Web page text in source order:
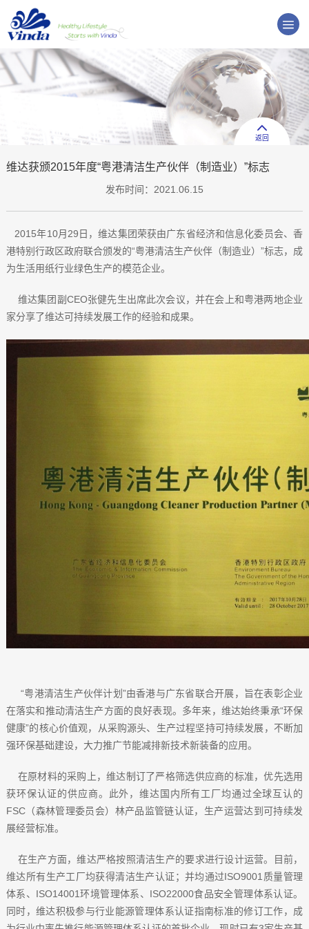
返回
维达获颁2015年度“粤港清洁生产伙伴（制造业）”标志
发布时间：2021.06.15
2015年10月29日，维达集团荣获由广东省经济和信息化委员会、香
港特别行政区政府联合颁发的“粤港清洁生产伙伴（制造业）”标志，成
为生活用纸行业绿色生产的模范企业。
维达集团副CEO张健先生出席此次会议，并在会上和粤港两地企业
家分享了维达可持续发展工作的经验和成果。
“粤港清洁生产伙伴计划”由香港与广东省联合开展，旨在表彰企业
在落实和推动清洁生产方面的良好表现。多年来，维达始终秉承“环保
健康”的核心价值观，从采购源头、生产过程坚持可持续发展，不断加
强环保基础建设，大力推广节能减排新技术新装备的应用。
在原材料的采购上，维达制订了严格筛选供应商的标准，优先选用
获环保认证的供应商。此外，维达国内所有工厂均通过全球互认的
FSC（森林管理委员会）林产品监管链认证，生产运营达到可持续发
展经营标准。
在生产方面，维达严格按照清洁生产的要求进行设计运营。目前，
维达所有生产工厂均获得清洁生产认证；并均通过ISO9001质量管理
体系、ISO14001环境管理体系、ISO22000食品安全管理体系认证。
同时，维达积极参与行业能源管理体系认证指南标准的修订工作，成